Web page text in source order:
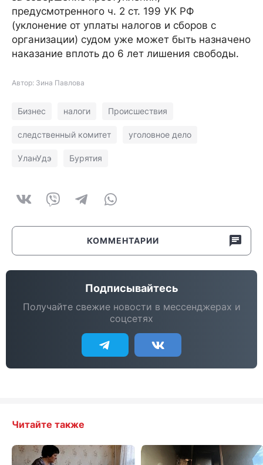
предусмотренного ч. 2 ст. 199 УК РФ
(уклонение от уплаты налогов и сборов с
организации) судом уже может быть назначено
наказание вплоть до 6 лет лишения свободы.
Автор: Зина Павлова
Бизнес налоги Происшествия
следственный комитет уголовное дело
УланУдэ Бурятия
КОММЕНТАРИИ
Подписывайтесь
Получайте свежие новости в мессенджерах и
соцсетях
Читайте также